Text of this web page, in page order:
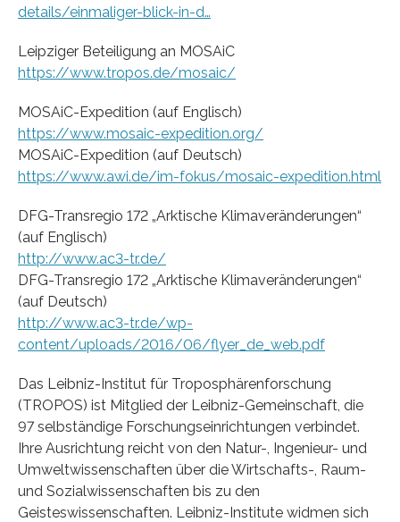
details/einmaliger-blick-in-d…
Leipziger Beteiligung an MOSAiC
https://www.tropos.de/mosaic/
MOSAiC-Expedition (auf Englisch)
https://www.mosaic-expedition.org/
MOSAiC-Expedition (auf Deutsch)
https://www.awi.de/im-fokus/mosaic-expedition.html
DFG-Transregio 172 „Arktische Klimaveränderungen“
(auf Englisch)
http://www.ac3-tr.de/
DFG-Transregio 172 „Arktische Klimaveränderungen“
(auf Deutsch)
http://www.ac3-tr.de/wp-
content/uploads/2016/06/flyer_de_web.pdf
Das Leibniz-Institut für Troposphärenforschung
(TROPOS) ist Mitglied der Leibniz-Gemeinschaft, die
97 selbständige Forschungseinrichtungen verbindet.
Ihre Ausrichtung reicht von den Natur-, Ingenieur- und
Umweltwissenschaften über die Wirtschafts-, Raum-
und Sozialwissenschaften bis zu den
Geisteswissenschaften. Leibniz-Institute widmen sich